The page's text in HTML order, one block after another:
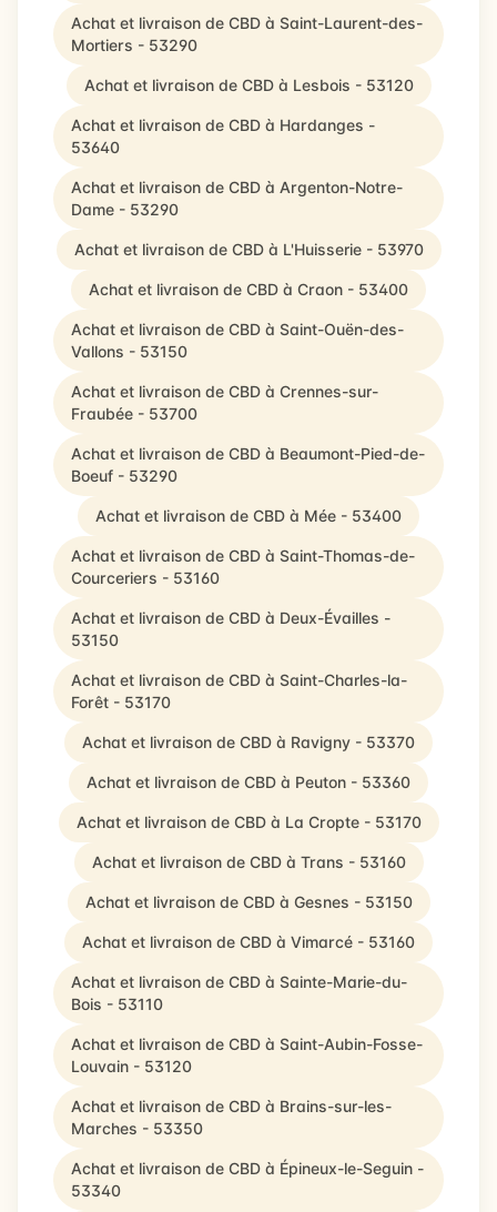
Achat et livraison de CBD à Saint-Laurent-des-
Mortiers - 53290
Achat et livraison de CBD à Lesbois - 53120
Achat et livraison de CBD à Hardanges -
53640
Achat et livraison de CBD à Argenton-Notre-
Dame - 53290
Achat et livraison de CBD à L'Huisserie - 53970
Achat et livraison de CBD à Craon - 53400
Achat et livraison de CBD à Saint-Ouën-des-
Vallons - 53150
Achat et livraison de CBD à Crennes-sur-
Fraubée - 53700
Achat et livraison de CBD à Beaumont-Pied-de-
Boeuf - 53290
Achat et livraison de CBD à Mée - 53400
Achat et livraison de CBD à Saint-Thomas-de-
Courceriers - 53160
Achat et livraison de CBD à Deux-Évailles -
53150
Achat et livraison de CBD à Saint-Charles-la-
Forêt - 53170
Achat et livraison de CBD à Ravigny - 53370
Achat et livraison de CBD à Peuton - 53360
Achat et livraison de CBD à La Cropte - 53170
Achat et livraison de CBD à Trans - 53160
Achat et livraison de CBD à Gesnes - 53150
Achat et livraison de CBD à Vimarcé - 53160
Achat et livraison de CBD à Sainte-Marie-du-
Bois - 53110
Achat et livraison de CBD à Saint-Aubin-Fosse-
Louvain - 53120
Achat et livraison de CBD à Brains-sur-les-
Marches - 53350
Achat et livraison de CBD à Épineux-le-Seguin -
53340